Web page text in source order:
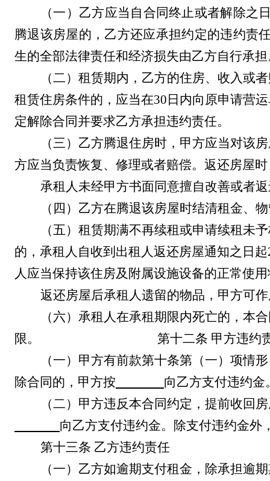
（一）乙方应当自合同终止或者解除之
腾退该房屋的，乙方还应承担约定的违约责
生的全部法律责任和经济损失由乙方自行承
（二）租赁期内，乙方的住房、收入或
租赁住房条件的，应当在30 日内向 原申请营
定解除合同并要求乙方承担违约责任。
（三）乙方腾退住房时，甲方应当对该
方应当负责恢复、修理或者赔偿。 返还房屋
承租人未经甲方书面同意擅自改善或者
（四）乙方在腾退该房屋时结清租金、
（五） 租赁期满不再续租或申请续租未
的，承租人自收到出租人返还房屋通知之日起
人应当保持该住房及附属设施设备的正常使
返还房屋后承租人遗留的物品， 甲方可
（六） 承租人在承租期限内死亡的，本
限。
第十二条 甲方违约
（一）甲方有前款第十条第（一）项情
除合同的，甲方按
向乙方支付违约
（二）甲方违反本合同约定，提前收回
向乙方支付违约金。除支付违约金外
第十三条 乙方违约责任
（一）乙方如逾期支付租金，除承担逾